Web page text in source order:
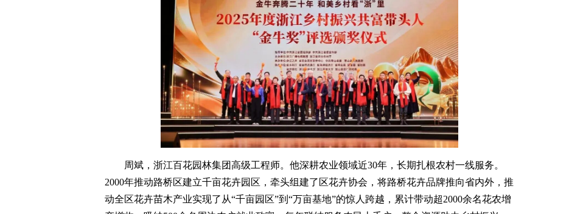
周斌，浙江百花园林集团高级工程师。他深耕农业领域近30年，长期扎根农村一线服务。
2000年推动路桥区建立千亩花卉园区，牵头组建了区花卉协会，将路桥花卉品牌推向省内外，推
动全区花卉苗木产业实现了从“千亩园区”到“万亩基地”的惊人跨越，累计带动超2000余名花农增